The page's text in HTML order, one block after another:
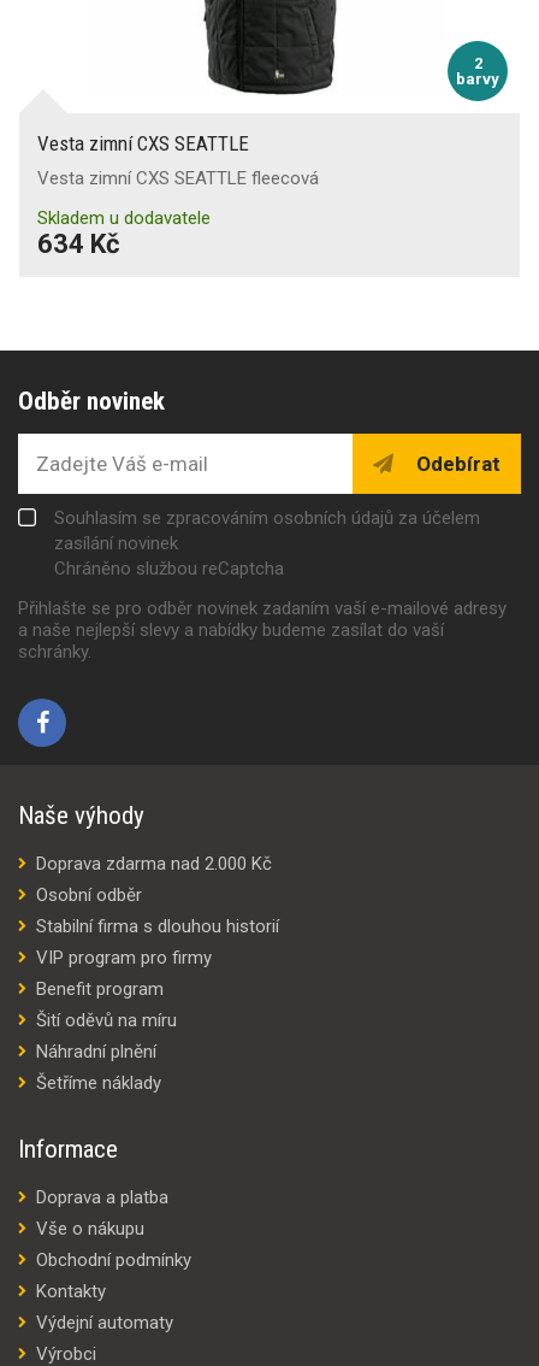
2
barvy
Vesta zimní CXS SEATTLE
Vesta zimní CXS SEATTLE fleecová
Skladem u dodavatele
634 Kč
Odběr novinek
Odebírat
Souhlasím se zpracováním osobních údajů za účelem
zasílání novinek
Chráněno službou reCaptcha
Přihlašte se pro odběr novinek zadaním vaší e-mailové adresy
a naše nejlepší slevy a nabídky budeme zasílat do vaší
schránky.
Naše výhody
Doprava zdarma nad 2.000 Kč
Osobní odběr
Stabilní firma s dlouhou historií
VIP program pro firmy
Benefit program
Šití oděvů na míru
Náhradní plnění
Šetříme náklady
Informace
Doprava a platba
Vše o nákupu
Obchodní podmínky
Kontakty
Výdejní automaty
Výrobci